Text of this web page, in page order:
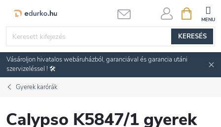
KERESÉS
KOSÁR
Vásároljon hivatalos webáruházból, garanciával és garancia utáni
szervizeléssel ! 🛠️
Gyerek karórák
Calypso K5847/1 gyerek